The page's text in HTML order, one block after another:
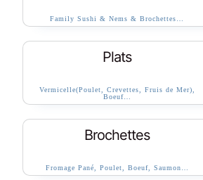
Family Sushi & Nems & Brochettes…
Plats
Vermicelle(Poulet, Crevettes, Fruis de Mer),
Boeuf…
Brochettes
Fromage Pané, Poulet, Boeuf, Saumon…